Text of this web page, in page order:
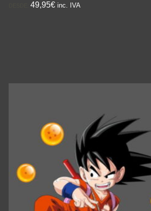
DESDE:49,95€ inc. IVA